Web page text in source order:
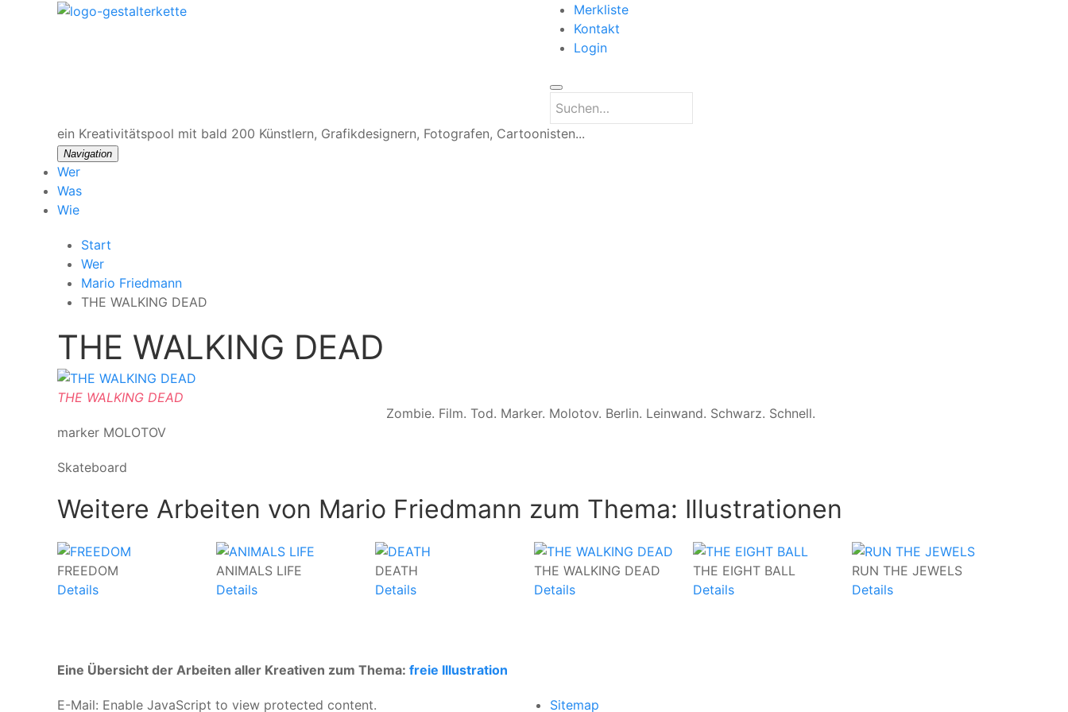
Merkliste
Kontakt
Login
ein Kreativitätspool mit bald 200 Künstlern, Grafikdesignern, Fotografen, Cartoonisten...
Navigation
Wer
Was
Wie
Start
Wer
Mario Friedmann
THE WALKING DEAD
THE WALKING DEAD
THE WALKING DEAD
marker MOLOTOV
Skateboard
Zombie. Film. Tod. Marker. Molotov. Berlin. Leinwand. Schwarz. Schnell.
Weitere Arbeiten von Mario Friedmann zum Thema: Illustrationen
FREEDOM
Details
ANIMALS LIFE
Details
DEATH
Details
THE WALKING DEAD
Details
THE EIGHT BALL
Details
RUN THE JEWELS
Details
Eine Übersicht der Arbeiten aller Kreativen zum Thema: freie Illustration
E-Mail: Enable JavaScript to view protected content. Sitemap